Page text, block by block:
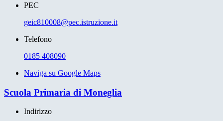
PEC
geic810008@pec.istruzione.it
Telefono
0185 408090
Naviga su Google Maps
Scuola Primaria di Moneglia
Indirizzo